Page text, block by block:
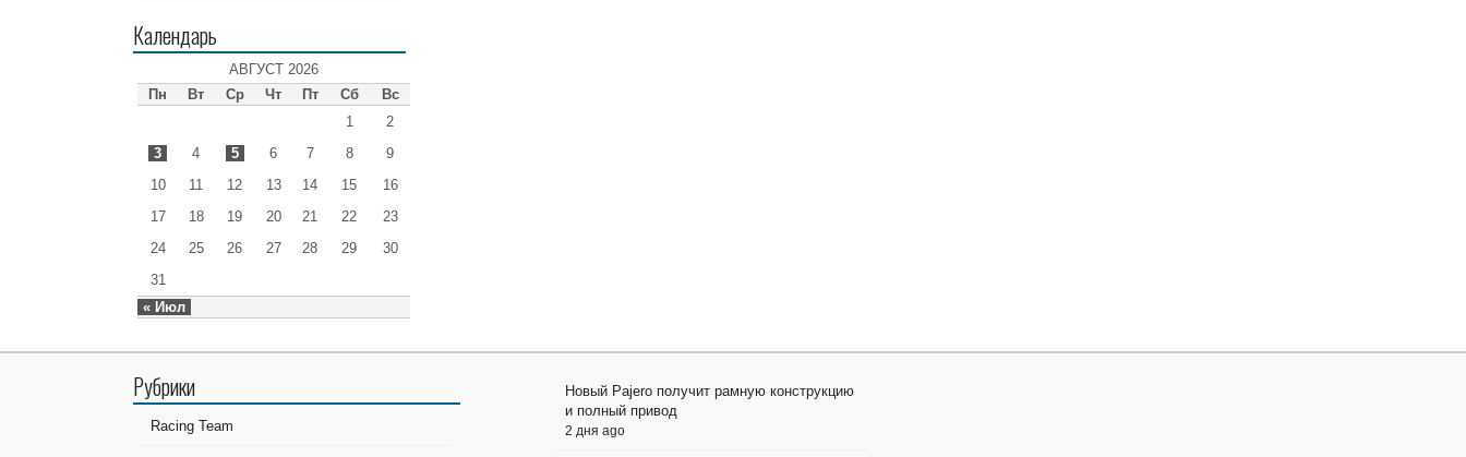
Календарь
АВГУСТ 2026
Пн
Вт Ср Чт Пт Сб Вс
« Июл
1
2
3
4 5 6 7 8
9
10
11 12 13 14 15
16
17
18 19 20 21 22
23
24
25 26 27 28 29
30
31
Рубрики
Racing Team
Новый Pajero получит рамную конструкцию
и полный привод
2 дня ago